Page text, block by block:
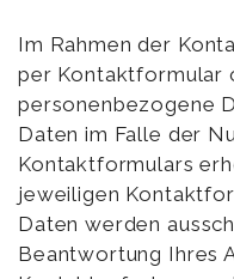
Im Rahmen der
per Kontaktformular
personenbezogene
Daten im Falle der
Kontaktformulars
jeweiligen
Daten werden
Beantwortung Ihres